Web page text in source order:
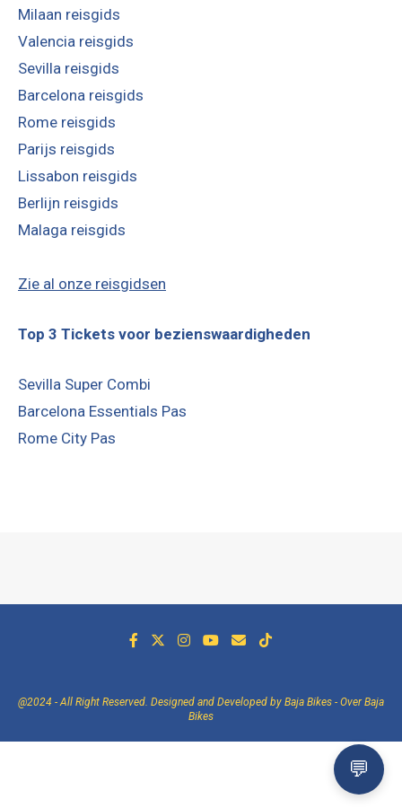
Milaan reisgids
Valencia reisgids
Sevilla reisgids
Barcelona reisgids
Rome reisgids
Parijs reisgids
Lissabon reisgids
Berlijn reisgids
Malaga reisgids
Zie al onze reisgidsen
Top 3 Tickets voor bezienswaardigheden
Sevilla Super Combi
Barcelona Essentials Pas
Rome City Pas
@2024 - All Right Reserved. Designed and Developed by Baja Bikes - Over Baja
Bikes